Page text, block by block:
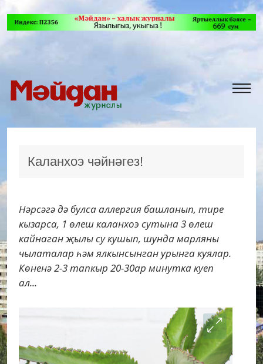
Каланхоэ чәйнәгез!
Нәрсәгә дә булса аллергия башланып, тире
кызарса, 1 өлеш каланхоэ сутына 3 өлеш
кайнаган җылы су кушып, шунда марляны
чылаталар һәм ялкынсынган урынга куялар.
Көненә 2-3 тапкыр 20-30ар минутка куеп
ал...